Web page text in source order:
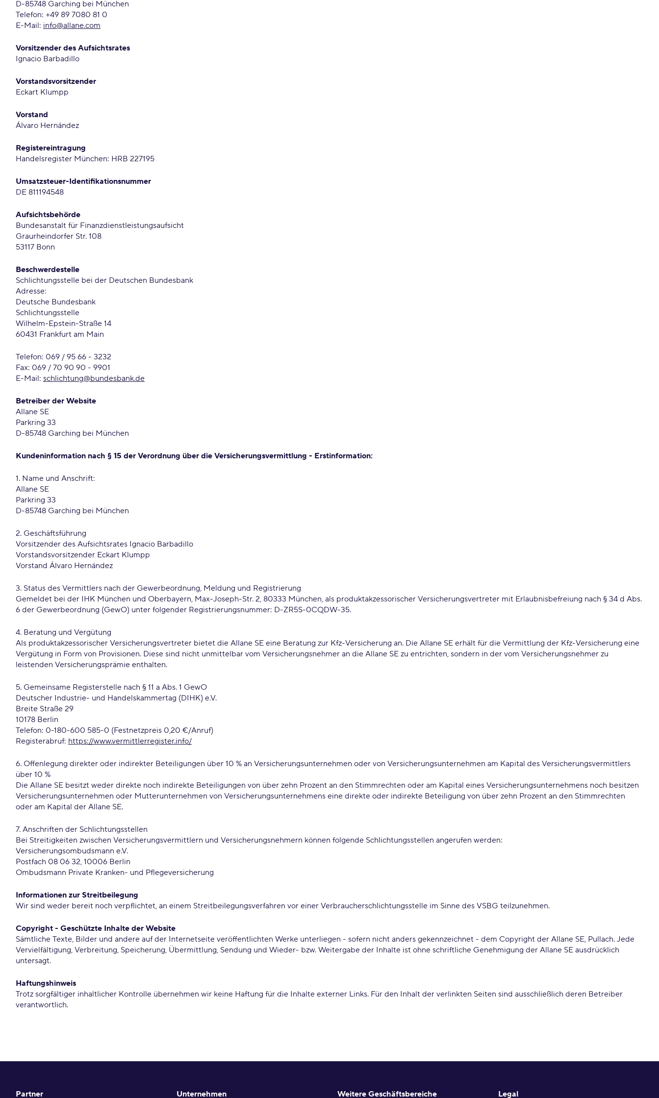
D-85748 Garching bei München
Telefon: +49 89 7080 81 0
E-Mail: info@allane.com
Vorsitzender des Aufsichtsrates
Ignacio Barbadillo
Vorstandsvorsitzender
Eckart Klumpp
Vorstand
Álvaro Hernández
Registereintragung
Handelsregister München: HRB 227195
Umsatzsteuer-Identifikationsnummer
DE 811194548
Aufsichtsbehörde
Bundesanstalt für Finanzdienstleistungsaufsicht
Graurheindorfer Str. 108
53117 Bonn
Beschwerdestelle
Schlichtungsstelle bei der Deutschen Bundesbank
Adresse:
Deutsche Bundesbank
Schlichtungsstelle
Wilhelm-Epstein-Straße 14
60431 Frankfurt am Main
Telefon: 069 / 95 66 - 3232
Fax: 069 / 70 90 90 - 9901
E-Mail:schlichtung@bundesbank.de
Betreiber der Website
Allane SE
Parkring 33
D-85748 Garching bei München
Kundeninformation nach § 15 der Verordnung über die Versicherungsvermittlung - Erstinformation:
1. Name und Anschrift:
Allane SE
Parkring 33
D-85748 Garching bei München
2. Geschäftsführung
Vorsitzender des Aufsichtsrates Ignacio Barbadillo
Vorstandsvorsitzender Eckart Klumpp
Vorstand Álvaro Hernández
3. Status des Vermittlers nach der Gewerbeordnung, Meldung und Registrierung
Gemeldet bei der IHK München und Oberbayern, Max-Joseph-Str. 2, 80333 München, als produktakzessorischer Versicherungsvertreter mit Erlaubnisbefreiung nach § 34 d Abs.
6 der Gewerbeordnung (GewO) unter folgender Registrierungsnummer: D-ZR5S-0CQDW-35.
4. Beratung und Vergütung
Als produktakzessorischer Versicherungsvertreter bietet die Allane SE eine Beratung zur Kfz-Versicherung an. Die Allane SE erhält für die Vermittlung der Kfz-Versicherung eine
Vergütung in Form von Provisionen. Diese sind nicht unmittelbar vom Versicherungsnehmer an die Allane SE zu entrichten, sondern in der vom Versicherungsnehmer zu
leistenden Versicherungsprämie enthalten.
5. Gemeinsame Registerstelle nach § 11 a Abs. 1 GewO
Deutscher Industrie- und Handelskammertag (DIHK) e.V.
Breite Straße 29
10178 Berlin
Telefon: 0-180-600 585-0 (Festnetzpreis 0,20 €/Anruf)
Registerabruf: https://www.vermittlerregister.info/
6. Offenlegung direkter oder indirekter Beteiligungen über 10 % an Versicherungsunternehmen oder von Versicherungsunternehmen am Kapital des Versicherungsvermittlers
über 10 %
Die Allane SE besitzt weder direkte noch indirekte Beteiligungen von über zehn Prozent an den Stimmrechten oder am Kapital eines Versicherungsunternehmens noch besitzen
Versicherungsunternehmen oder Mutterunternehmen von Versicherungsunternehmens eine direkte oder indirekte Beteiligung von über zehn Prozent an den Stimmrechten
oder am Kapital der Allane SE.
7. Anschriften der Schlichtungsstellen
Bei Streitigkeiten zwischen Versicherungsvermittlern und Versicherungsnehmern können folgende Schlichtungsstellen angerufen werden:
Versicherungsombudsmann e.V.
Postfach 08 06 32, 10006 Berlin
Ombudsmann Private Kranken- und Pflegeversicherung
Informationen zur Streitbeilegung
Wir sind weder bereit noch verpflichtet, an einem Streitbeilegungsverfahren vor einer Verbraucherschlichtungsstelle im Sinne des VSBG teilzunehmen.
Copyright - Geschützte Inhalte der Website
Sämtliche Texte, Bilder und andere auf der Internetseite veröffentlichten Werke unterliegen - sofern nicht anders gekennzeichnet - dem Copyright der Allane SE, Pullach. Jede
Vervielfältigung, Verbreitung, Speicherung, Übermittlung, Sendung und Wieder- bzw. Weitergabe der Inhalte ist ohne schriftliche Genehmigung der Allane SE ausdrücklich
untersagt.
Haftungshinweis
Trotz sorgfältiger inhaltlicher Kontrolle übernehmen wir keine Haftung für die Inhalte externer Links. Für den Inhalt der verlinkten Seiten sind ausschließlich deren Betreiber
verantwortlich.
Partner Unternehmen Weitere Geschäftsbereiche Legal